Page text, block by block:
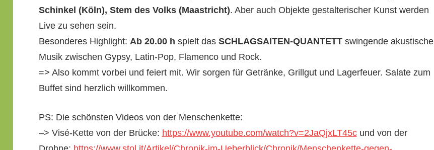
Schinkel (Köln), Stem des Volks (Maas­tricht). Aber auch Objek­te gestal­ter­isch­er Kun­st wer­den
Live zu sehen sein.
Beson­deres High­light: Ab 20.00 h spielt das SCHLAGSAITEN-QUANTETTswin­gende akustis­che
Musik zwis­chen Gyp­sy, Latin-Pop, Fla­men­co und Rock.
=> Also kommt vor­bei und feiert mit. Wir sor­gen für Getränke, Grillgut und Lager­feuer. Salate zum
Buf­fet sind her­zlich willkommen.
PS: Die schön­sten Videos von der Menschenkette:
–> Visé-Kette von der Brücke: https://www.youtube.com/watch?v=2JaQjxLT45cund von der